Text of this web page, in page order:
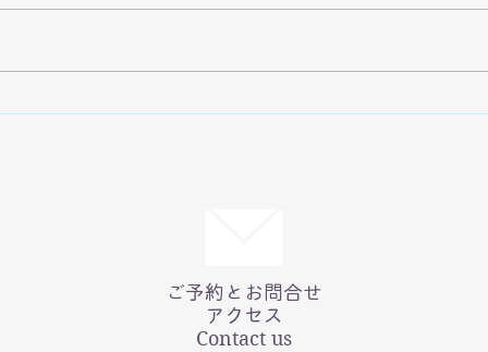
とで、次のようなストレス状況が
親も）反発する。 ・継親が大変
とそ
ご予約とお問合せ
アクセス
Contact us